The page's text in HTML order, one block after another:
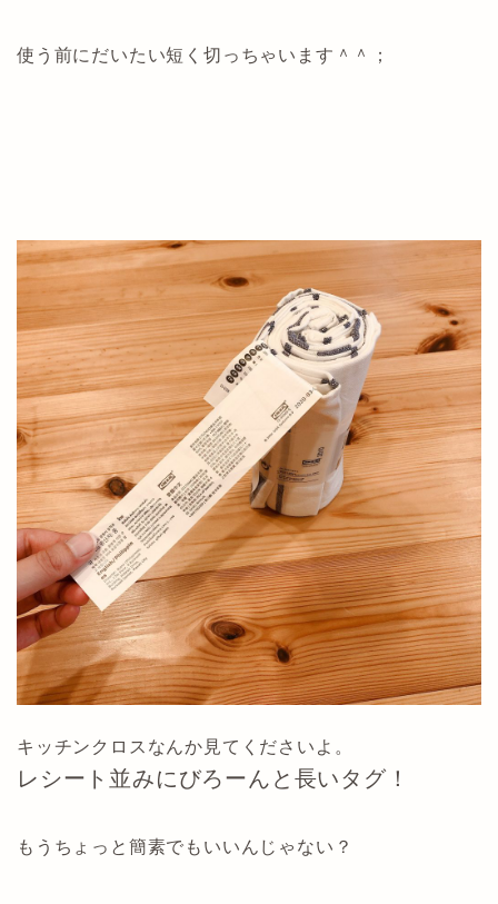
使う前にだいたい短く切っちゃいます＾＾；
キッチンクロスなんか見てくださいよ。
レシート並みにびろーんと長いタグ！
もうちょっと簡素でもいいんじゃない？